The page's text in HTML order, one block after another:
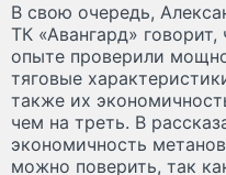
В свою очередь,
ТК «Авангард»
опыте проверили
тяговые
также их
чем на треть. В
экономичность
можно поверить, так